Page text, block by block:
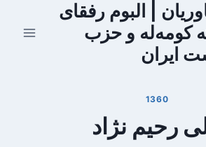
| البوم رفقای
کومه‌له و حزب
ایران
1360
رحیم نژاد